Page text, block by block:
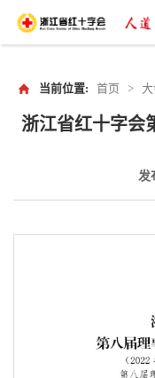
当前位置: 首页 >
浙江省红十字会
发